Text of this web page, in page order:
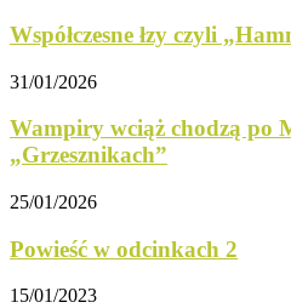
Współczesne łzy czyli
31/01/2026
Wampiry wciąż chodzą po
„Grzesznikach”
25/01/2026
Powieść w odcinkach 2
15/01/2023